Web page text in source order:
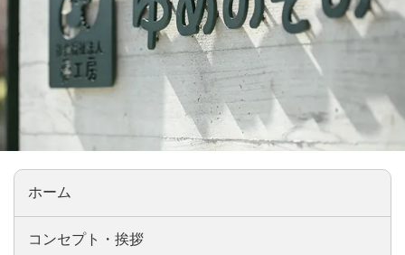
ホーム
コンセプト・挨拶